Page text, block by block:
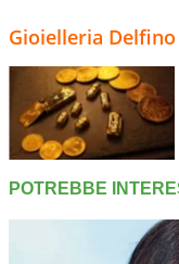
Gioielleria Delfino